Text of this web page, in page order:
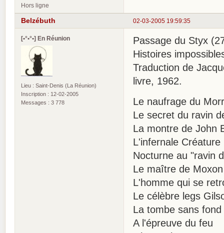
Hors ligne
02-03-2005 19:59:35
Belzébuth
[•°•°•] En Réunion
Lieu : Saint-Denis (La Réunion)
Inscription : 12-02-2005
Messages : 3 778
Passage du Styx
Histoires
Traduction de
livre, 1962.
Le naufrage du
Le secret du ravin
La montre de John
L'infernale Créature
Nocturne au "ravin
Le maître de Moxon
L'homme qui se
Le célèbre legs
La tombe sans fond
A l'épreuve du feu